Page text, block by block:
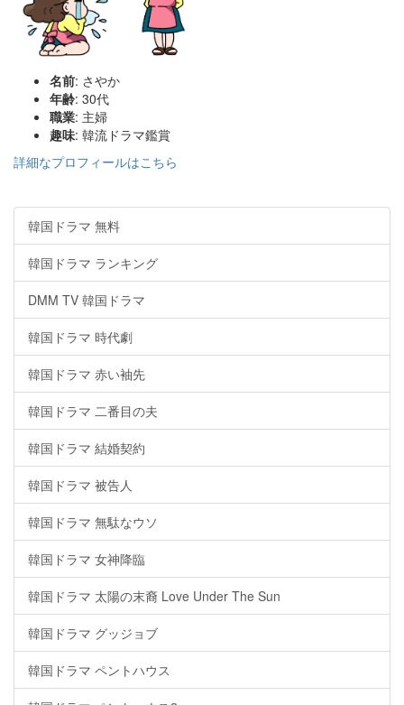
名前: さやか
年齢: 30代
職業: 主婦
趣味: 韓流ドラマ鑑賞
詳細なプロフィールはこちら
韓国ドラマ 無料
韓国ドラマ ランキング
DMM TV 韓国ドラマ
韓国ドラマ 時代劇
韓国ドラマ 赤い袖先
韓国ドラマ 二番目の夫
韓国ドラマ 結婚契約
韓国ドラマ 被告人
韓国ドラマ 無駄なウソ
韓国ドラマ 女神降臨
韓国ドラマ 太陽の末裔 Love Under The Sun
韓国ドラマ グッジョブ
韓国ドラマ ペントハウス